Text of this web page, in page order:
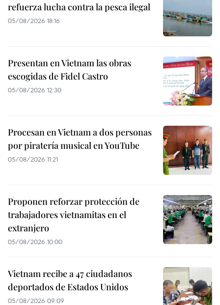
refuerza lucha contra la pesca ilegal
05/08/2026 18:16
Presentan en Vietnam las obras
escogidas de Fidel Castro
05/08/2026 12:30
Procesan en Vietnam a dos personas
por piratería musical en YouTube
05/08/2026 11:21
Proponen reforzar protección de
trabajadores vietnamitas en el
extranjero
05/08/2026 10:00
Vietnam recibe a 47 ciudadanos
deportados de Estados Unidos
05/08/2026 09:09